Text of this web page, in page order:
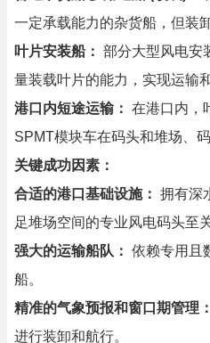
一定承载能力的杂货船，但装
叶片安装船： 部分大型风电安
量装载叶片的能力，实现运输
港口内短途运输： 在港口内，
SPMT模块车在码头和堆场、
关键成功因素：
合适的港口基础设施： 拥有深
足堆场空间的专业风电码头至
强大的运输船队： 依赖专用且
船。
精准的气象预报和窗口期管理：
进行装卸和航行。